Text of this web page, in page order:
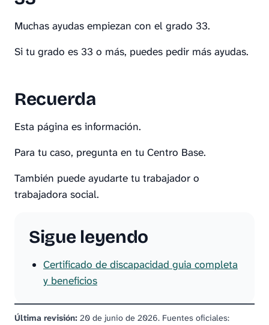
Muchas ayudas empiezan con el grado 33.
Si tu grado es 33 o más, puedes pedir más ayudas.
Recuerda
Esta página es información.
Para tu caso, pregunta en tu Centro Base.
También puede ayudarte tu trabajador o
trabajadora social.
Sigue leyendo
Certificado de discapacidad guia completa
y beneficios
Última revisión: 20 de junio de 2026. Fuentes oficiales: